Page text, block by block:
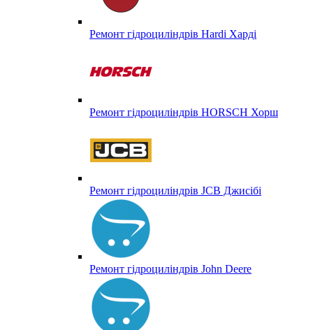
Ремонт гідроциліндрів Hardi Харді
Ремонт гідроциліндрів HORSCH Хорш
Ремонт гідроциліндрів JCB Джисібі
Ремонт гідроциліндрів John Deere